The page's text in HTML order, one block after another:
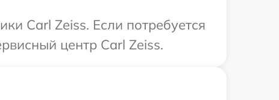
Carl Zeiss. Если потребуется
центр Carl Zeiss.